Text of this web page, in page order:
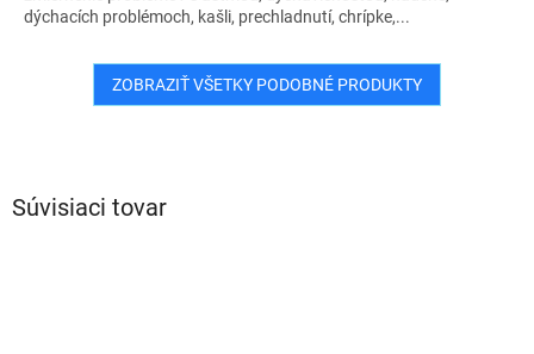
Súvisiaci tovar
dýchacích problémoch, kašli, prechladnutí, chrípke,...
ZOBRAZIŤ VŠETKY PODOBNÉ PRODUKTY